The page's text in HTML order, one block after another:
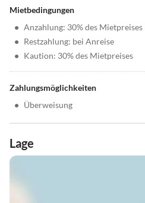
Mietbedingungen
• Anzahlung: 30% des
• Restzahlung: bei Anreise
• Kaution: 30% des Mietpreises
Zahlungsmöglichkeiten
• Überweisung
Lage